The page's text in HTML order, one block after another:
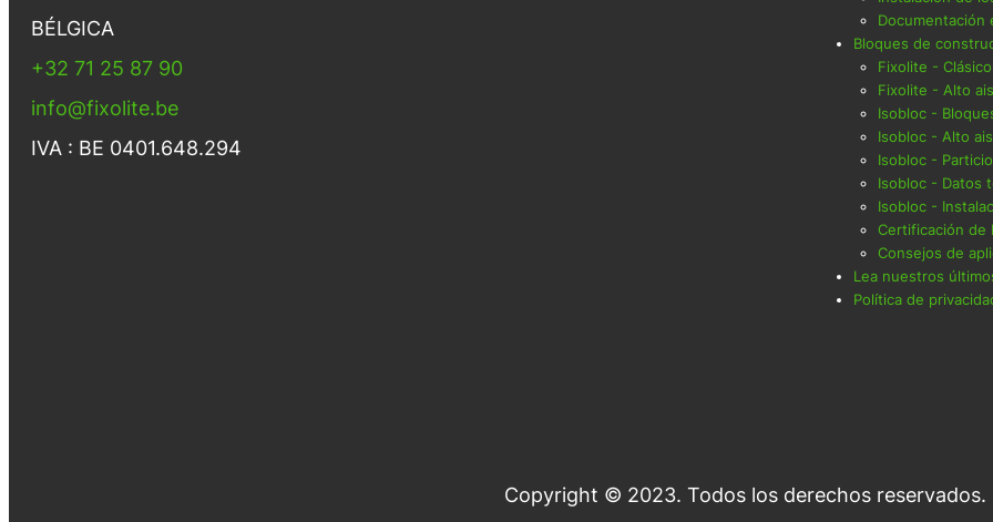
BÉLGICA
+32 71 25 87 90
info@fixolite.be
IVA : BE 0401.648.294
Documentación
Bloques de
Fixolite -
Fixolite - Alto
Isobloc -
Isobloc - Alto
Isobloc -
Isobloc - Datos
Isobloc -
Certificación de
Consejos de
Lea nuestros
Política de
Copyright © 2023. Todos los derechos reservados.